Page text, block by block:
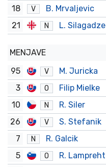
18 V B. Mrvaljevic
21 N L. Silagadze
MENJAVE
95
V
M. Juricka
3
O
Filip Mielke
10
N R. Siler
26 V S. Stefanik
7 N R. Galcik
5 O
R. Lampreht